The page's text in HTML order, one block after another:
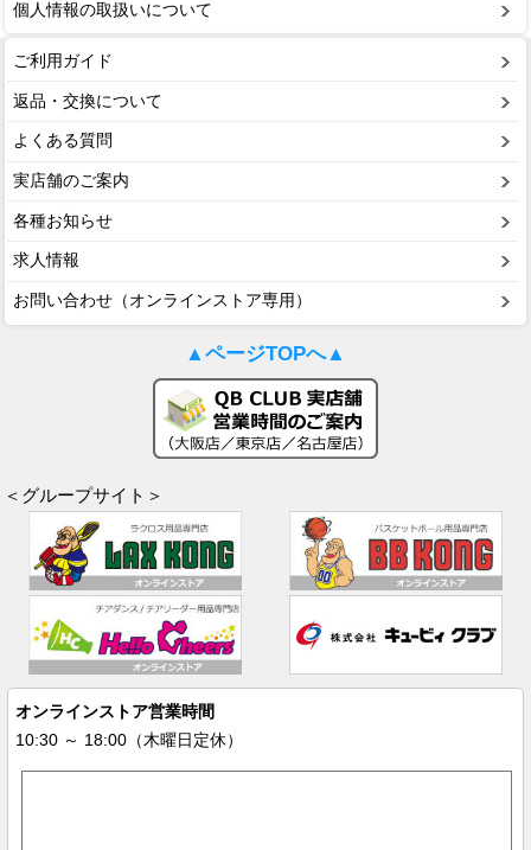
個人情報の取扱いについて
ご利用ガイド
返品・交換について
よくある質問
実店舗のご案内
各種お知らせ
求人情報
お問い合わせ（オンラインストア専用）
▲ページTOPへ▲
＜グループサイト＞
オンラインストア営業時間
10:30 ～ 18:00（木曜日定休）